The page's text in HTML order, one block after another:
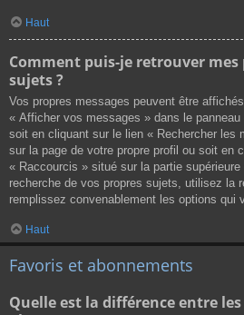
Haut
Comment puis-je retrouver mes
sujets ?
Vos propres messages peuvent être
« Afficher vos messages » dans le panneau
soit en cliquant sur le lien « Rechercher les
sur la page de votre propre profil ou soit en
« Raccourcis » situé sur la partie
recherche de vos propres sujets, utilisez la
remplissez convenablement les options qui
Haut
Favoris et abonnements
Quelle est la différence entre